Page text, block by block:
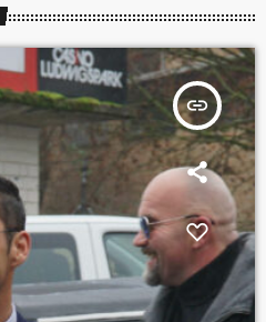
insert_link